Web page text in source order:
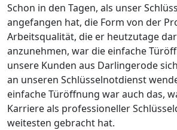
Schon in den Tagen, als unser
angefangen hat, die Form von der
Arbeitsqualität, die er heutzutage
anzunehmen, war die einfache
unsere Kunden aus Darlingerode
an unseren Schlüsselnotdienst
einfache Türöffnung war auch das,
Karriere als professioneller
weitesten gebracht hat.